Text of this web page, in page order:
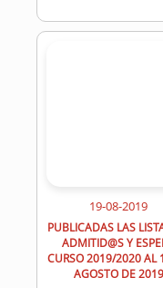
19-08-2019
PUBLICADAS LAS
ADMITID@S Y
CURSO 2019/2020 AL
AGOSTO DE 2019